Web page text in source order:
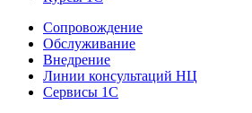
Сопровождение
Обслуживание
Внедрение
Линии консультаций НЦ
Сервисы 1С